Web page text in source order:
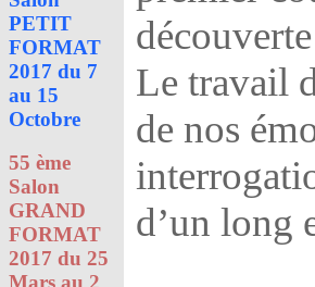
PETIT
FORMAT
2017 du 7
au 15
Octobre
55 ème
Salon
GRAND
FORMAT
2017 du 25
Mars au 2
Le travail
de nos
d’un long